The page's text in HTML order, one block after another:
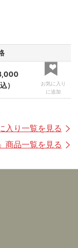
）
お気に入り
に追加
入り一覧を見る
商品一覧を見る